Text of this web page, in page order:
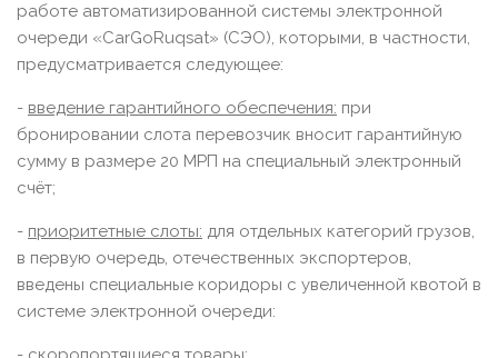
работе автоматизированной системы электронной
очереди «CarGoRuqsat» (СЭО), которыми, в частности,
предусматривается следующее:
- введение гарантийного обеспечения: при
бронировании слота перевозчик вносит гарантийную
сумму в размере 20 МРП на специальный электронный
счёт;
- приоритетные слоты: для отдельных категорий грузов,
в первую очередь, отечественных экспортеров,
введены специальные коридоры с увеличенной квотой в
системе электронной очереди: